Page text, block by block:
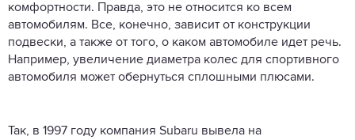
комфортности. Правда, это не относится ко всем
автомобилям. Все, конечно, зависит от конструкции
подвески, а также от того, о каком автомобиле идет речь.
Например, увеличение диаметра колес для спортивного
автомобиля может обернуться сплошными плюсами.
Так, в 1997 году компания Subaru вывела на